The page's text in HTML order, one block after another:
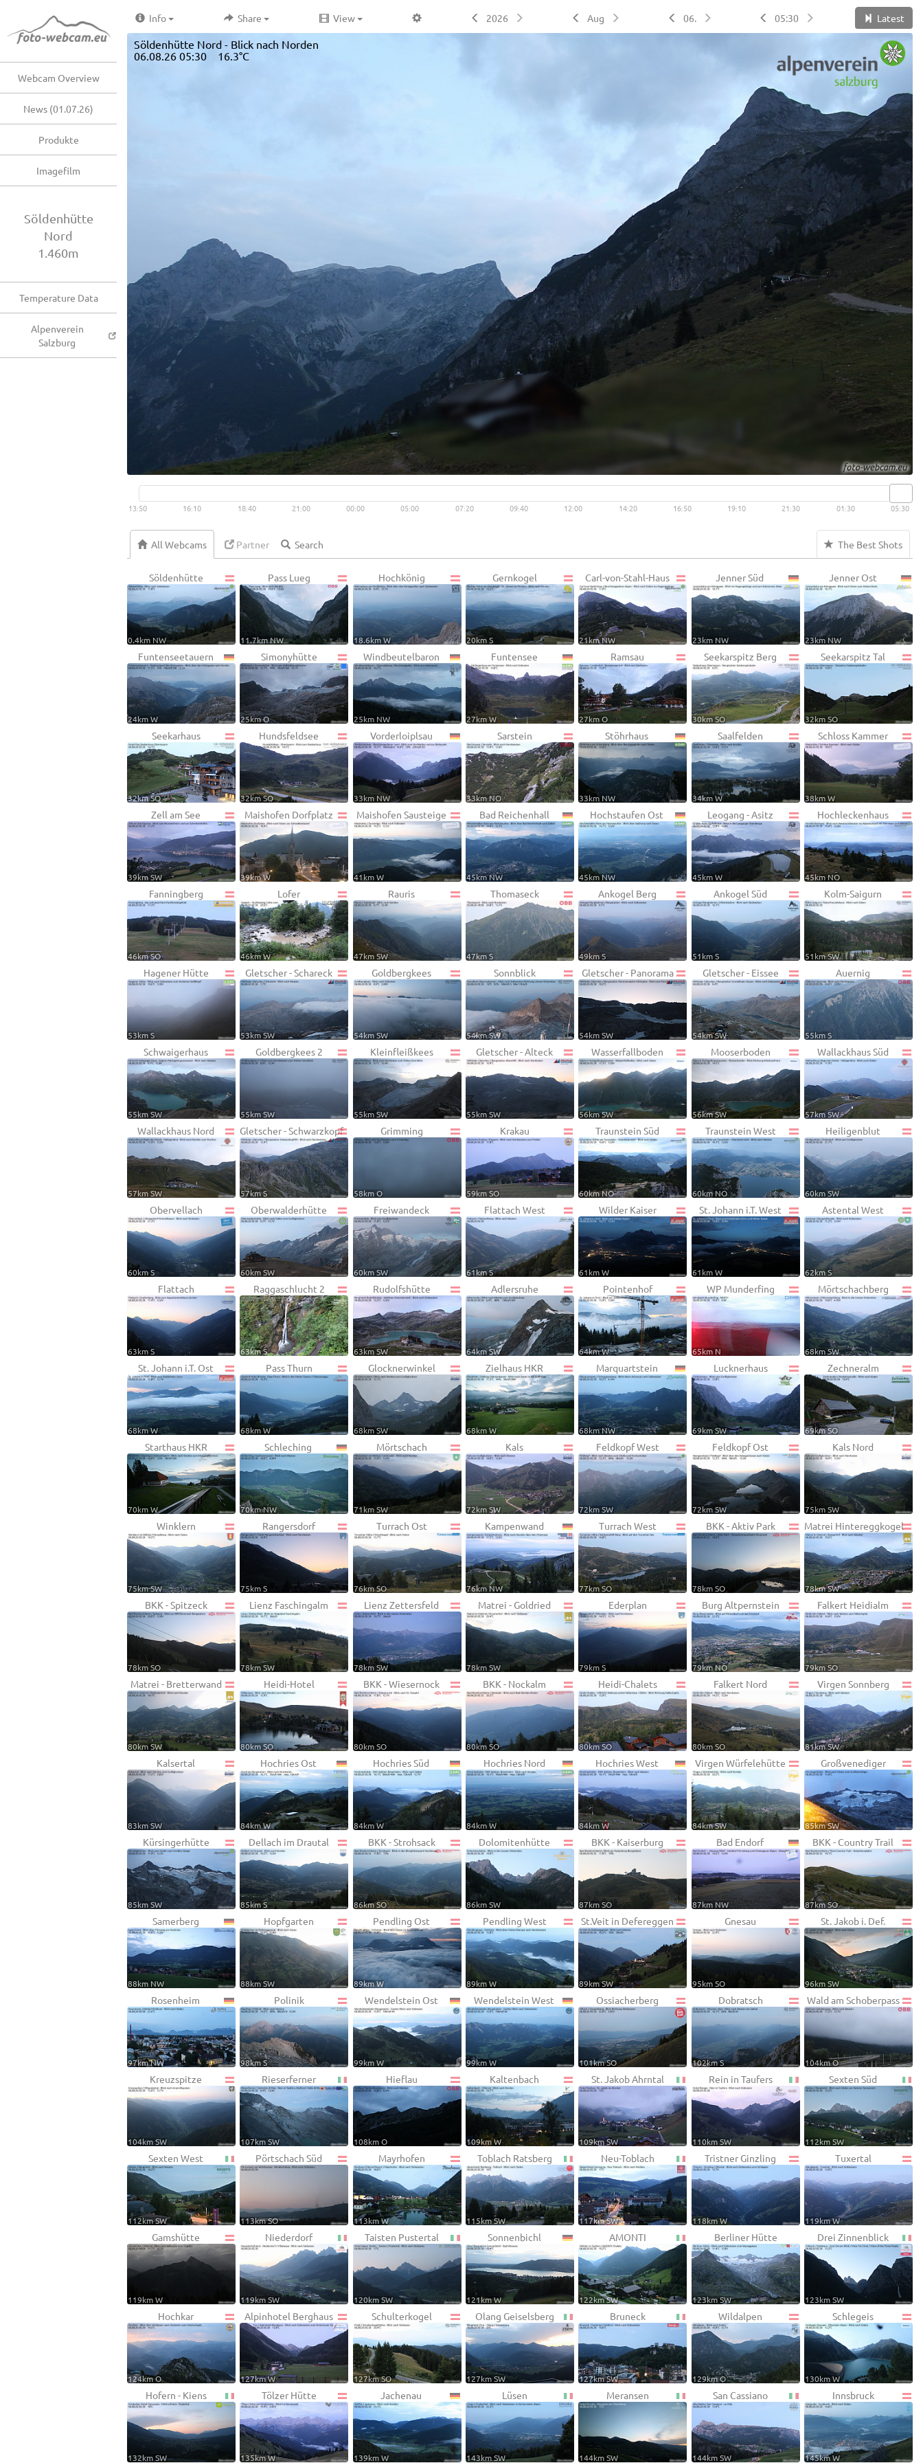
Webcam Overview
News (01.07.26)
Produkte
Imagefilm
Söldenhütte
Nord
1.460m
Temperature Data
Alpenverein
Salzburg
Info Share View 2026 Aug 06. 05:30 Latest
Söldenhütte Nord - Blick nach Norden
06.08.26 05:30 16.3°C
Live video available → View
13:50 16:10 18:40 21:00 00:00 05:00 07:20 09:40 12:00 14:20 16:50 19:10 21:30 01:30 05:30
All Webcams The Best Shots
Partner
Söldenhütte
0.4km NW
Pass Lueg
11.7km NW
Hochkönig
18.6km W
Gernkogel
20km S
Carl-von-Stahl-Haus
21km NW
Jenner Süd
23km NW
Jenner Ost
23km NW
Funtenseetauern
24km W
Simonyhütte
25km O
Windbeutelbaron
25km NW
Funtensee
27km W
Ramsau
27km O
Seekarspitz Berg
30km SO
Seekarspitz Tal
32km SO
Seekarhaus
32km SO
Hundsfeldsee
32km SO
Vorderloiplsau
33km NW
Sarstein
33km NO
Stöhrhaus
33km NW
Saalfelden
34km W
Schloss Kammer
38km W
Zell am See
39km SW
Maishofen Dorfplatz
39km W
Maishofen Sausteige
41km W
Bad Reichenhall
45km NW
Hochstaufen Ost
45km NW
Leogang - Asitz
45km W
Hochleckenhaus
45km NO
Fanningberg
46km SO
Lofer
46km W
Rauris
47km SW
Thomaseck
47km S
Ankogel Berg
49km S
Ankogel Süd
51km S
Kolm-Saigurn
51km SW
Hagener Hütte
53km S
Gletscher - Schareck
53km SW
Goldbergkees
54km SW
Sonnblick
54km SW
Gletscher - Panorama
54km SW
Gletscher - Eissee
54km SW
Auernig
55km S
Schwaigerhaus
55km SW
Goldbergkees 2
55km SW
Kleinfleißkees
55km SW
Gletscher - Alteck
55km SW
Wasserfallboden
56km SW
Mooserboden
56km SW
Wallackhaus Süd
57km SW
Wallackhaus Nord
57km SW
Gletscher - Schwarzkopf
57km S
Grimming
58km O
Krakau
59km SO
Traunstein Süd
60km NO
Traunstein West
60km NO
Heiligenblut
60km SW
Obervellach
60km S
Oberwalderhütte
60km SW
Freiwandeck
60km SW
Flattach West
61km S
Wilder Kaiser
61km W
St. Johann i.T. West
61km W
Astental West
62km S
Flattach
63km S
Raggaschlucht 2
63km S
Rudolfshütte
63km SW
Adlersruhe
64km SW
Pointenhof
64km W
WP Munderfing
65km N
Mörtschachberg
68km SW
St. Johann i.T. Ost
68km W
Pass Thurn
68km W
Glocknerwinkel
68km SW
Zielhaus HKR
68km W
Marquartstein
68km NW
Lucknerhaus
69km SW
Zechneralm
69km SO
Starthaus HKR
70km W
Schleching
70km NW
Mörtschach
71km SW
Kals
72km SW
Feldkopf West
72km SW
Feldkopf Ost
72km SW
Kals Nord
75km SW
Winklern
75km SW
Rangersdorf
75km S
Turrach Ost
76km SO
Kampenwand
76km NW
Turrach West
77km SO
BKK - Aktiv Park
78km SO
Matrei Hintereggkogel
78km SW
BKK - Spitzeck
78km SO
Lienz Faschingalm
78km SW
Lienz Zettersfeld
78km SW
Matrei - Goldried
78km SW
Ederplan
79km S
Burg Altpernstein
79km NO
Falkert Heidialm
79km SO
Matrei - Bretterwand
80km SW
Heidi-Hotel
80km SO
BKK - Wiesernock
80km SO
BKK - Nockalm
80km SO
Heidi-Chalets
80km SO
Falkert Nord
80km SO
Virgen Sonnberg
81km SW
Kalsertal
83km SW
Hochries Ost
84km W
Hochries Süd
84km W
Hochries Nord
84km W
Hochries West
84km W
Virgen Würfelehütte
84km SW
Großvenediger
85km SW
Kürsingerhütte
85km SW
Dellach im Drautal
85km S
BKK - Strohsack
86km SO
Dolomitenhütte
86km SW
BKK - Kaiserburg
87km SO
Bad Endorf
87km NW
BKK - Country Trail
87km SO
Samerberg
88km NW
Hopfgarten
88km SW
Pendling Ost
89km W
Pendling West
89km W
St.Veit in Defereggen
89km SW
Gnesau
95km SO
St. Jakob i. Def.
96km SW
Rosenheim
97km NW
Polinik
98km S
Wendelstein Ost
99km W
Wendelstein West
99km W
Ossiacherberg
101km SO
Dobratsch
102km S
Wald am Schoberpass
104km O
Kreuzspitze
104km SW
Rieserferner
107km SW
Hieflau
108km O
Kaltenbach
109km W
St. Jakob Ahrntal
109km SW
Rein in Taufers
110km SW
Sexten Süd
112km SW
Sexten West
112km SW
Pörtschach Süd
113km SO
Mayrhofen
113km W
Toblach Ratsberg
115km SW
Neu-Toblach
117km SW
Tristner Ginzling
118km W
Tuxertal
119km W
Gamshütte
119km W
Niederdorf
119km SW
Taisten Pustertal
120km SW
Sonnenbichl
121km W
AMONTI
122km SW
Berliner Hütte
123km SW
Drei Zinnenblick
123km SW
Hochkar
124km O
Alpinhotel Berghaus
127km W
Schulterkogel
127km SO
Olang Geiselsberg
127km SW
Bruneck
127km SW
Wildalpen
129km O
Schlegeis
130km W
Hofern - Kiens
132km SW
Tölzer Hütte
135km W
Jachenau
139km W
Lüsen
143km SW
Meransen
144km SW
San Cassiano
144km SW
Innsbruck
145km W